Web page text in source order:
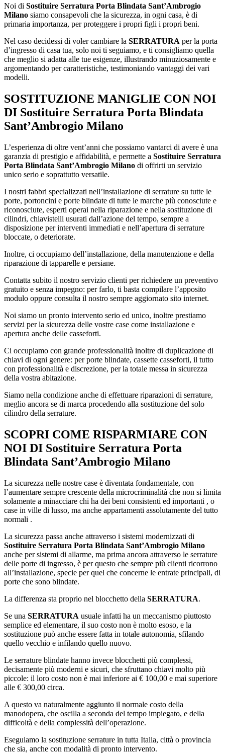
Noi di Sostituire Serratura Porta Blindata Sant’Ambrogio
Milano siamo consapevoli che la sicurezza, in ogni casa, è di
primaria importanza, per proteggere i propri figli i propri beni.
Nel caso decidessi di voler cambiare la SERRATURA per la porta
d’ingresso di casa tua, solo noi ti seguiamo, e ti consigliamo quella
che meglio si adatta alle tue esigenze, illustrando minuziosamente e
argomentando per caratteristiche, testimoniando vantaggi dei vari
modelli.
SOSTITUZIONE MANIGLIE CON NOI
DI Sostituire Serratura Porta Blindata
Sant’Ambrogio Milano
L’esperienza di oltre vent’anni che possiamo vantarci di avere è una
garanzia di prestigio e affidabilità, e permette a Sostituire Serratura
Porta Blindata Sant’Ambrogio Milano di offrirti un servizio
unico serio e soprattutto versatile.
I nostri fabbri specializzati nell’installazione di serrature su tutte le
porte, portoncini e porte blindate di tutte le marche più conosciute e
riconosciute, esperti operai nella riparazione e nella sostituzione di
cilindri, chiavistelli usurati dall’azione del tempo, sempre a
disposizione per interventi immediati e nell’apertura di serrature
bloccate, o deteriorate.
Inoltre, ci occupiamo dell’installazione, della manutenzione e della
riparazione di tapparelle e persiane.
Contatta subito il nostro servizio clienti per richiedere un preventivo
gratuito e senza impegno: per farlo, ti basta compilare l’apposito
modulo oppure consulta il nostro sempre aggiornato sito internet.
Noi siamo un pronto intervento serio ed unico, inoltre prestiamo
servizi per la sicurezza delle vostre case come installazione e
apertura anche delle casseforti.
Ci occupiamo con grande professionalità inoltre di duplicazione di
chiavi di ogni genere: per porte blindate, cassette casseforti, il tutto
con professionalità e discrezione, per la totale messa in sicurezza
della vostra abitazione.
Siamo nella condizione anche di effettuare riparazioni di serrature,
meglio ancora se di marca procedendo alla sostituzione del solo
cilindro della serrature.
SCOPRI COME RISPARMIARE CON
NOI DI Sostituire Serratura Porta
Blindata Sant’Ambrogio Milano
La sicurezza nelle nostre case è diventata fondamentale, con
l’aumentare sempre crescente della microcriminalità che non si limita
solamente a minacciare chi ha dei beni consistenti ed importanti , o
case in ville di lusso, ma anche appartamenti assolutamente del tutto
normali .
La sicurezza passa anche attraverso i sistemi modernizzati di
Sostituire Serratura Porta Blindata Sant’Ambrogio Milano
anche per sistemi di allarme, ma prima ancora attraverso le serrature
delle porte di ingresso, è per questo che sempre più clienti ricorrono
all’installazione, specie per quel che concerne le entrate principali, di
porte che sono blindate.
La differenza sta proprio nel blocchetto della SERRATURA.
Se una SERRATURA usuale infatti ha un meccanismo piuttosto
semplice ed elementare, il suo costo non è molto esoso, e la
sostituzione può anche essere fatta in totale autonomia, sfilando
quello vecchio e infilando quello nuovo.
Le serrature blindate hanno invece blocchetti più complessi,
decisamente più moderni e sicuri, che sfruttano chiavi molto più
piccole: il loro costo non è mai inferiore ai € 100,00 e mai superiore
alle € 300,00 circa.
A questo va naturalmente aggiunto il normale costo della
manodopera, che oscilla a seconda del tempo impiegato, e della
difficoltà e della complessità dell’operazione.
Eseguiamo la sostituzione serrature in tutta Italia, città o provincia
che sia, anche con modalità di pronto intervento.